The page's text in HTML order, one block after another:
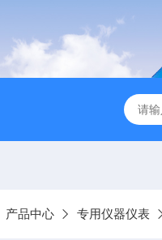
统DP/DH807A DP-
产品中心 专用仪器仪表